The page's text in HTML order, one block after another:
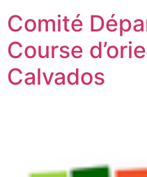
Comité
Course
Calvados